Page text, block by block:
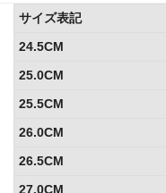
サイズ表記
24.5CM
25.0CM
25.5CM
26.0CM
26.5CM
27.0CM